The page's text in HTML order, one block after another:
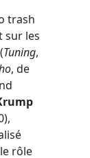
trash
sur les
Tuning,
, de
rôle